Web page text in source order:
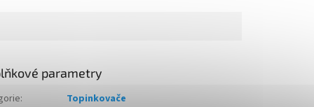
parametry
:
Topinkovače